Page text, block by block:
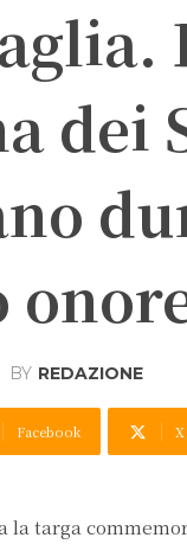
dei
BY REDAZIONE
Facebook X
targa